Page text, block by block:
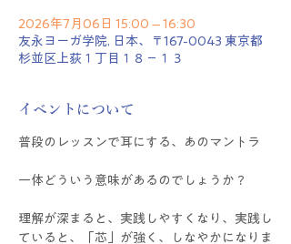
2026年7月06日 15:00 – 16:30
友永ヨーガ学院, 日本、〒167-0043 東京都
杉並区上荻１丁目１８−１３
イベントについて
普段のレッスンで耳にする、あのマントラ
一体どういう意味があるのでしょうか？
理解が深まると、実践しやすくなり、実践し
ていると、「芯」が強く、しなやかになりま